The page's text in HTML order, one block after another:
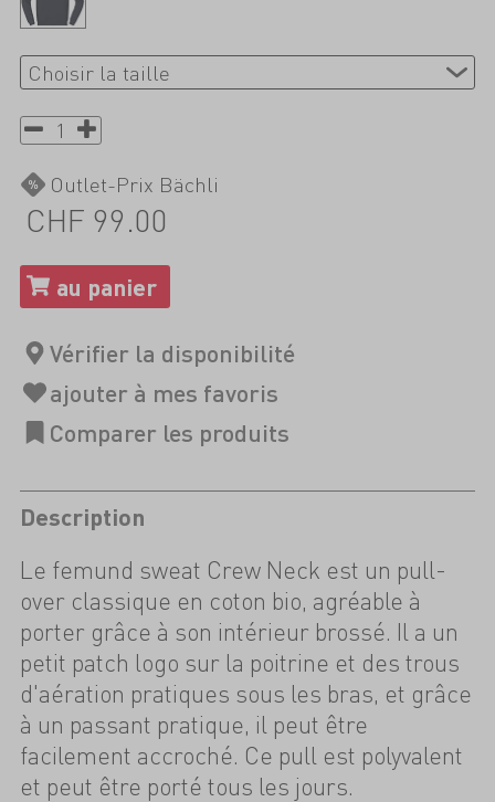
Outlet-Prix Bächli
CHF 99.00
Description
Le femund sweat Crew Neck est un pull-
over classique en coton bio, agréable à
porter grâce à son intérieur brossé. Il a un
petit patch logo sur la poitrine et des trous
d'aération pratiques sous les bras, et grâce
à un passant pratique, il peut être
facilement accroché. Ce pull est polyvalent
et peut être porté tous les jours.